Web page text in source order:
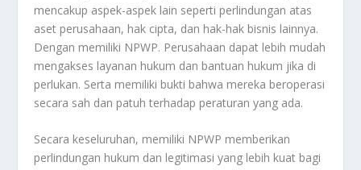
mencakup aspek-aspek lain seperti perlindungan atas
aset perusahaan, hak cipta, dan hak-hak bisnis lainnya.
Dengan memiliki NPWP. Perusahaan dapat lebih mudah
mengakses layanan hukum dan bantuan hukum jika di
perlukan. Serta memiliki bukti bahwa mereka beroperasi
secara sah dan patuh terhadap peraturan yang ada.
Secara keseluruhan, memiliki NPWP memberikan
perlindungan hukum dan legitimasi yang lebih kuat bagi